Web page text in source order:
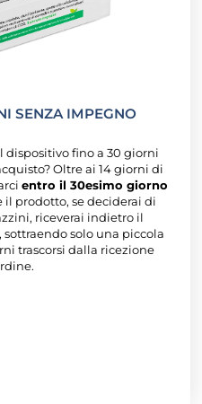
SENZA IMPEGNO
dispositivo fino a 30 giorni
Oltre ai 14 giorni di
entro il 30esimo giorno
il prodotto, se deciderai di
riceverai indietro il
solo una piccola
trascorsi dalla ricezione